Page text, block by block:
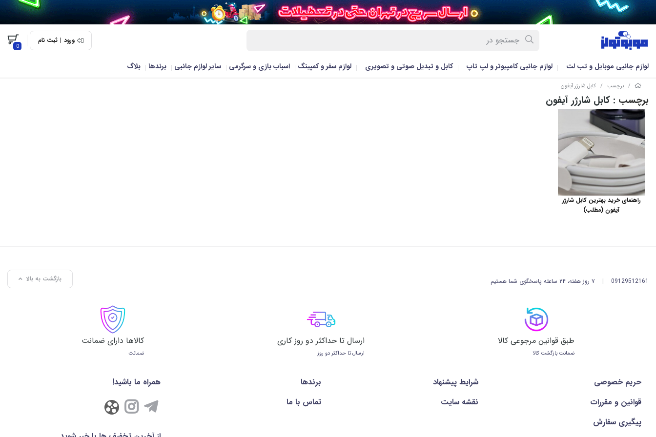
ورود | ثبت نام
0
لوازم جانبی موبایل و تب لت لوازم جانبی کامپیوتر و لپ تاپ کابل و تبدیل صوتی و تصویری لوازم سفر و کمپینگ اسباب بازی و سرگرمی سایر لوازم جانبی برندها بلاگ
/ برچسب / کابل شارژر آیفون
برچسب : کابل شارژر آیفون
راهنمای خرید بهترین کابل شارژر
آیفون (مطلب)
09129512161
| ۷ روز هفته، ۲۴ ساعته پاسخگوی شما هستیم بازگشت به بالا
طبق قوانین مرجوعی کالا
ضمانت بازگشت کالا
ارسال تا حداکثر دو روز کاری
ارسال تا حداکثر دو روز
کالاها دارای ضمانت
ضمانت
حریم خصوصی شرايط پيشنهاد
برندها
قوانین و مقررات
نقشه سایت
تماس با ما
پیگیری سفارش
همراه ما باشید!